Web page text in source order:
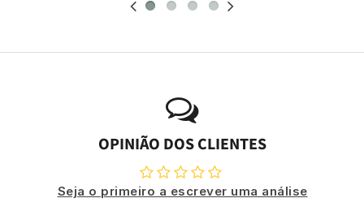
OPINIÃO DOS CLIENTES
Seja o primeiro a escrever uma análise